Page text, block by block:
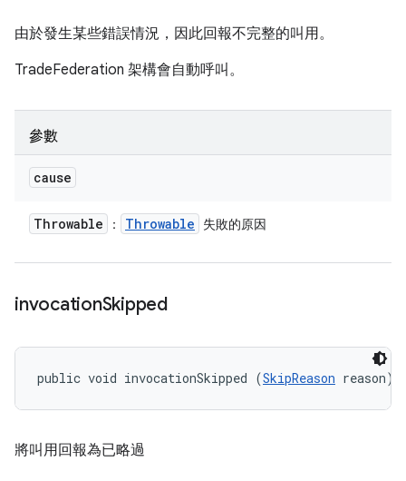
由於發生某些錯誤情況，因此回報不完整的叫用。
TradeFederation 架構會自動呼叫。
參數
cause
Throwable ： Throwable 失敗的原因
invocationSkipped
public void invocationSkipped (SkipReason reason)
將叫用回報為已略過